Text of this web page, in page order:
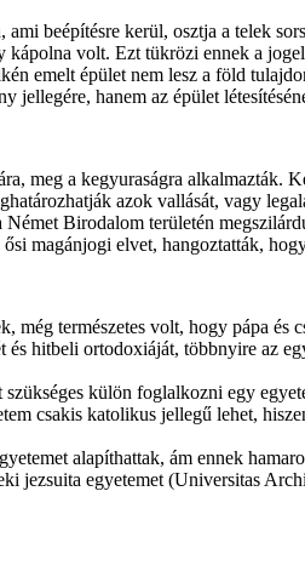
beépítésre kerül, osztja a telek
volt. Ezt tükrözi ennek a
emelt épület nem lesz a föld
jellegére, hanem az épület
meg a kegyuraságra alkalmazták.
azok vallását, vagy
Birodalom területén
magánjogi elvet, hangoztatták,
még természetes volt, hogy pápa
hitbeli ortodoxiáját, többnyire az
külön foglalkozni egy
csakis katolikus jellegű lehet,
alapíthattak, ám ennek
jezsuita egyetemet (Universitas